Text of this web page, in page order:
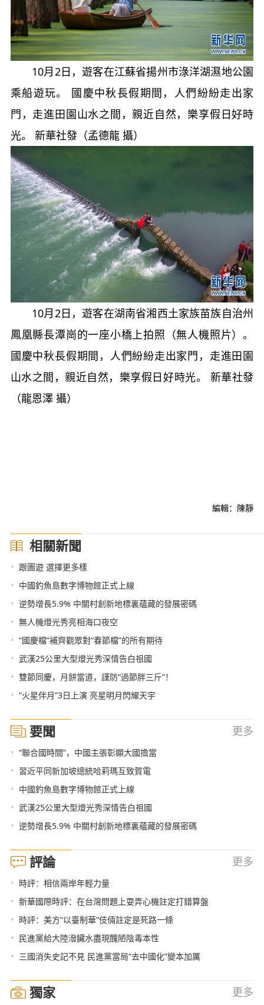
10月2日，遊客在江蘇省揚州市淥洋湖濕地公園
乘船遊玩。 國慶中秋長假期間，人們紛紛走出家
門，走進田園山水之間，親近自然，樂享假日好時
光。 新華社發（孟德龍 攝）
10月2日，遊客在湖南省湘西土家族苗族自治州
鳳凰縣長潭崗的一座小橋上拍照（無人機照片）。
國慶中秋長假期間，人們紛紛走出家門，走進田園
山水之間，親近自然，樂享假日好時光。 新華社發
（龍恩澤 攝）
編輯：陳靜
相關新聞
• 跟團遊 選擇更多樣
• 中國釣魚島數字博物館正式上線
• 逆勢增長5.9% 中關村創新地標裏蘊藏的發展密碼
• 無人機燈光秀亮相海口夜空
• “國慶檔”補齊觀眾對“春節檔”的所有期待
• 武漢25公里大型燈光秀深情告白祖國
• 雙節同慶，月餅當道，謹防“過節胖三斤”！
• “火星伴月”3日上演 亮星明月閃耀天宇
要聞 更多
• “聯合國時間”，中國主張彰顯大國擔當
• 習近平同新加坡總統哈莉瑪互致賀電
• 中國釣魚島數字博物館正式上線
• 武漢25公里大型燈光秀深情告白祖國
• 逆勢增長5.9% 中關村創新地標裏蘊藏的發展密碼
評論 更多
• 時評：相信兩岸年輕力量
• 新華國際時評：在台灣問題上耍弄心機註定打錯算盤
• 時評：美方“以臺制華”伎倆註定是死路一條
• 民進黨給大陸潑臟水盡現醜陋陰毒本性
• 三國消失史記不見 民進黨當局“去中國化”變本加厲
獨家 更多